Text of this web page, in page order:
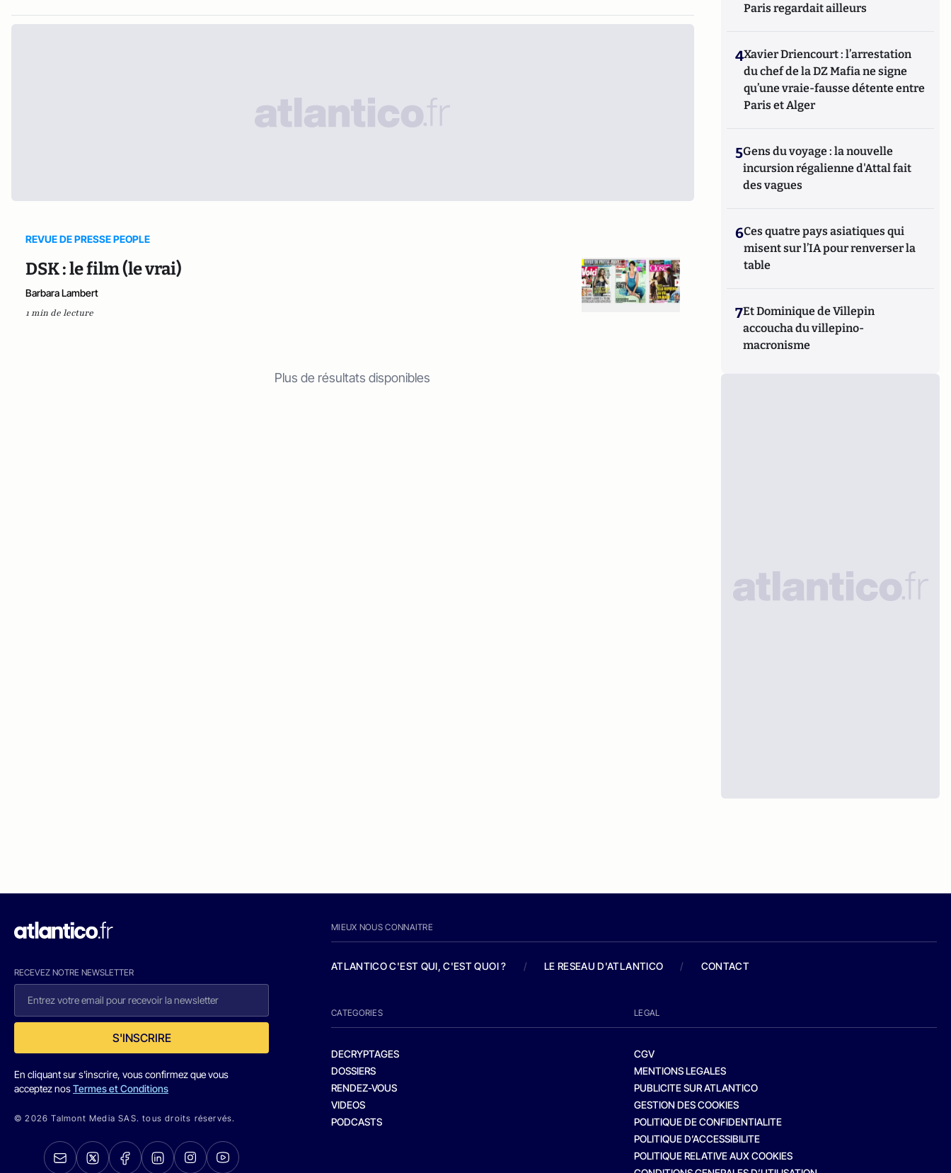
REVUE DE PRESSE PEOPLE
DSK : le film (le vrai)
Barbara Lambert
1 min de lecture
Plus de résultats disponibles
Paris regardait ailleurs
4Xavier Driencourt : l’arrestation
du chef de la DZ Mafia ne signe
qu’une vraie-fausse détente entre
Paris et Alger
5Gens du voyage : la nouvelle
incursion régalienne d'Attal fait
des vagues
6Ces quatre pays asiatiques qui
misent sur l’IA pour renverser la
table
7Et Dominique de Villepin
accoucha du villepino-
macronisme
RECEVEZ NOTRE NEWSLETTER
S'INSCRIRE
En cliquant sur s'inscrire, vous confirmez que vous
acceptez nosTermes et Conditions
© 2026 Talmont Media SAS. tous droits réservés.
MIEUX NOUS CONNAITRE
ATLANTICO C'EST QUI, C'EST QUOI ? / LE RESEAU D'ATLANTICO / CONTACT
CATEGORIES
DECRYPTAGES
DOSSIERS
RENDEZ-VOUS
VIDEOS
PODCASTS
LEGAL
CGV
MENTIONS LEGALES
PUBLICITE SUR ATLANTICO
GESTION DES COOKIES
POLITIQUE DE CONFIDENTIALITE
POLITIQUE D’ACCESSIBILITE
POLITIQUE RELATIVE AUX COOKIES